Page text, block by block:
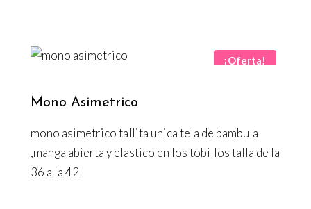
se
elegir
en
¡Oferta!
Mono Asimetrico
mono asimetrico tallita unica tela de bambula
,manga abierta y elastico en los tobillos talla de la
36 a la 42